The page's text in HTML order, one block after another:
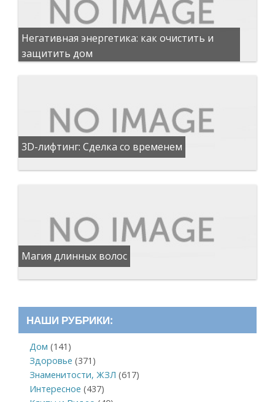
Негативная энергетика: как очистить и
защитить дом
3D-лифтинг: Сделка со временем
Магия длинных волос
НАШИ РУБРИКИ:
Дом (141)
Здоровье (371)
Знаменитости, ЖЗЛ (617)
Интересное (437)